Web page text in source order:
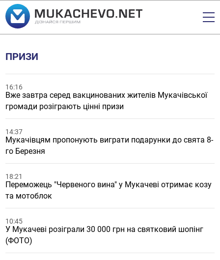
ПРИЗИ
16:16
Вже завтра серед вакцинованих жителів Мукачівської
громади розіграють цінні призи
14:37
Мукачівцям пропонують виграти подарунки до свята 8-
го Березня
18:21
Переможець "Червеного вина" у Мукачеві отримає козу
та мотоблок
10:45
У Мукачеві розіграли 30 000 грн на святковий шопінг
(ФОТО)